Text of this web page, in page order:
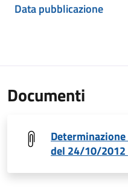
Data pubblicazione
Documenti
del 24/10/2012